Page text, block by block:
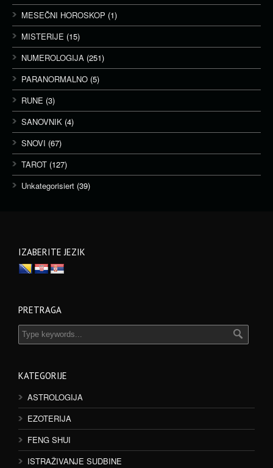
MESEČNI HOROSKOP (1)
MISTERIJE (15)
NUMEROLOGIJA (251)
PARANORMALNO (5)
RUNE (3)
SANOVNIK (4)
SNOVI (67)
TAROT (127)
Unkategorisiert (39)
IZABERITE JEZIK
PRETRAGA
KATEGORIJE
ASTROLOGIJA
EZOTERIJA
FENG SHUI
ISTRAŽIVANJE SUDBINE